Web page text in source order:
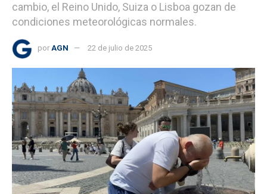
cambio, el Reino Unido, Suiza o Lisboa gozan de
condiciones meteorológicas normales.
por AGN 22 de julio de 2025